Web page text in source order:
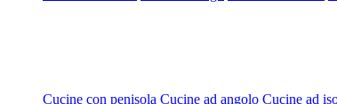
Cucine con penisola Cucine ad angolo Cucine ad